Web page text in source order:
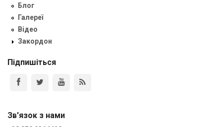
Блог
Галереї
Відео
Закордон
Підпишіться
Зв'язок з нами